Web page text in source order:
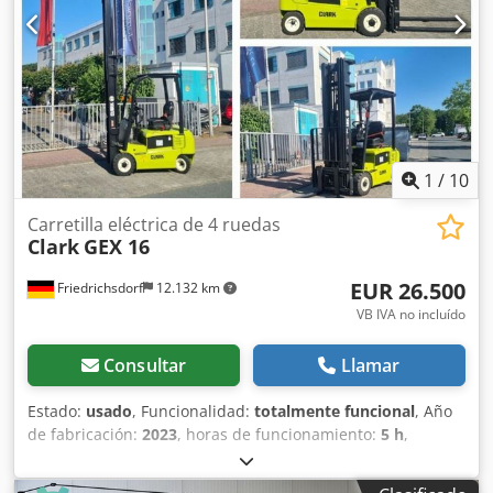
(5.000–10.000 kg) Tipo de transmisión: Gasolina Altura
total: 3.600 mm EQUIPAMIENTO Desplazador lateral
Dispositivo de ajuste de horquillas Calefacción Cabina
completa Referencia externa: SL13276SP
1 / 10
Friedrichsdorf 12.132 km
Carretilla eléctrica de 4 ruedas
Clark GEX 16
EUR 26.500
VB IVA no incluído
Consultar Llamar
Estado: usado, Funcionalidad: totalmente funcional, Año
de fabricación: 2023, horas de funcionamiento: 5 h,
1.600 kg, altura de elevación:
mm, ascensor libre:1.872 mm, tipo de combustible: